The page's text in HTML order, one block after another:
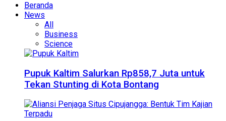
Beranda
News
All
Business
Science
Pupuk Kaltim Salurkan Rp858,7 Juta untuk
Tekan Stunting di Kota Bontang